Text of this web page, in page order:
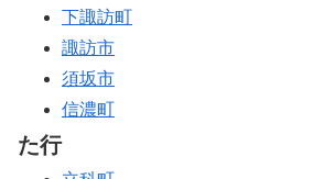
下諏訪町
諏訪市
須坂市
信濃町
た行